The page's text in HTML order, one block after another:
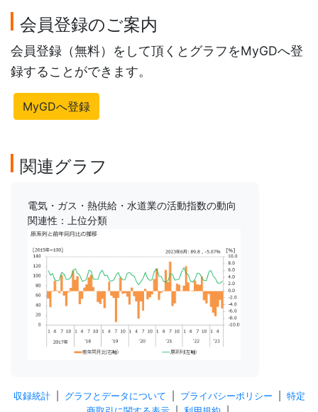
会員登録のご案内
会員登録（無料）をして頂くとグラフをMyGDへ登
録することができます。
MyGDへ登録
関連グラフ
電気・ガス・熱供給・水道業の活動指数の動向
関連性：上位分類
収録統計| グラフとデータについて プライバシーポリシー
特定